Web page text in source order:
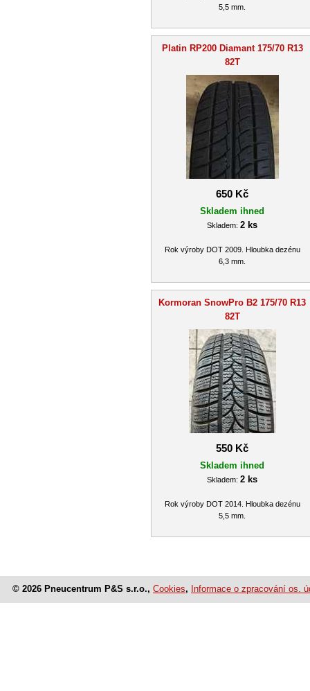
5,5 mm.
Platin RP200 Diamant 175/70 R13
82T
650 Kč
Skladem ihned
Skladem: 2 ks
Rok výroby DOT 2009. Hloubka dezénu
6,3 mm.
Kormoran SnowPro B2 175/70 R13
82T
550 Kč
Skladem ihned
Skladem: 2 ks
Rok výroby DOT 2014. Hloubka dezénu
5,5 mm.
© 2026 Pneucentrum P&S s.r.o., Cookies, Informace o zpracování os.